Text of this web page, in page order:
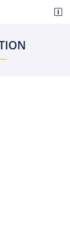

commerciales à
à tout moment en